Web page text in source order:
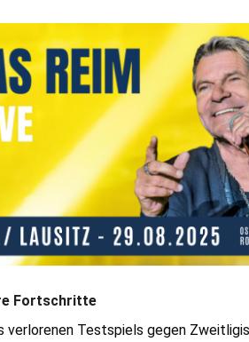
Fortschritte
verlorenen Testspiels gegen